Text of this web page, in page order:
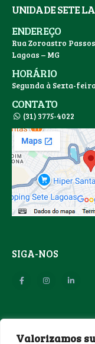
Valorizamos
UNIDADE SETE
ENDEREÇO
Rua Zoroastro
Lagoas – MG
HORÁRIO
Segunda à Sexta-
CONTATO
(31) 3775-4022
SIGA-NOS